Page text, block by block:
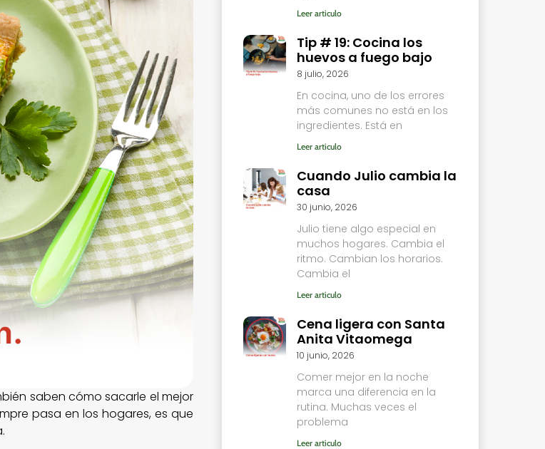
saben cómo sacarle el mejor
pasa en los hogares, es que
Leer articulo
Tip # 19: Cocina los
huevos a fuego bajo
8 julio, 2026
En cocina, uno de los errores
más comunes no está en los
ingredientes. Está en
Leer articulo
Cuando Julio cambia la
casa
30 junio, 2026
Julio tiene algo especial en
muchos hogares. Cambia el
ritmo. Cambian los horarios.
Cambia el
Leer articulo
Cena ligera con Santa
Anita Vitaomega
10 junio, 2026
Comer mejor en la noche
marca una diferencia en la
rutina. Muchas veces el
problema
Leer articulo